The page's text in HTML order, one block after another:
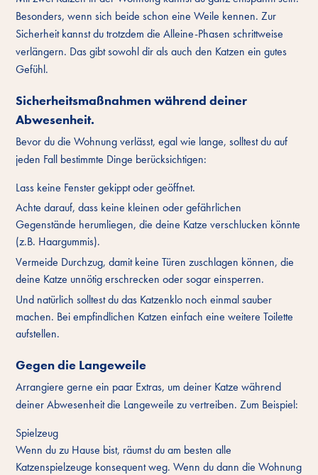
Besonders, wenn sich beide schon eine Weile kennen. Zur
Sicherheit kannst du trotzdem die Alleine-Phasen schrittweise
verlängern. Das gibt sowohl dir als auch den Katzen ein gutes
Gefühl.
Sicherheitsmaßnahmen während deiner
Abwesenheit.
Bevor du die Wohnung verlässt, egal wie lange, solltest du auf
jeden Fall bestimmte Dinge berücksichtigen:
Lass keine Fenster gekippt oder geöffnet.
Achte darauf, dass keine kleinen oder gefährlichen
Gegenstände herumliegen, die deine Katze verschlucken könnte
(z.B. Haargummis).
Vermeide Durchzug, damit keine Türen zuschlagen können, die
deine Katze unnötig erschrecken oder sogar einsperren.
Und natürlich solltest du das Katzenklo noch einmal sauber
machen. Bei empfindlichen Katzen einfach eine weitere Toilette
aufstellen.
Gegen die Langeweile
Arrangiere gerne ein paar Extras, um deiner Katze während
deiner Abwesenheit die Langeweile zu vertreiben. Zum Beispiel:
Spielzeug
Wenn du zu Hause bist, räumst du am besten alle
Katzenspielzeuge konsequent weg. Wenn du dann die Wohnung